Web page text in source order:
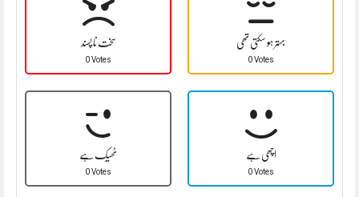
سخت نا پسند
0 Votes
بہتر ہو سکتی تھی
0 Votes
ٹھیک ہے
0 Votes
اچھی ہے
0 Votes